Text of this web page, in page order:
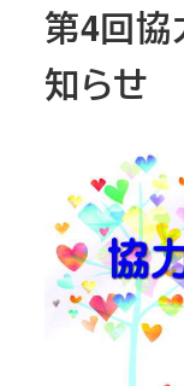
第4回
知らせ